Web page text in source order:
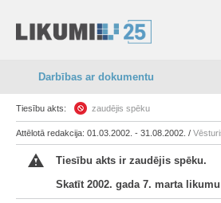
Darbības ar dokumentu
Tiesību akts: zaudējis spēku
Attēlotā redakcija: 01.03.2002. - 31.08.2002. /
Tiesību akts ir zaudējis spēku.
Skatīt 2002. gada 7. marta